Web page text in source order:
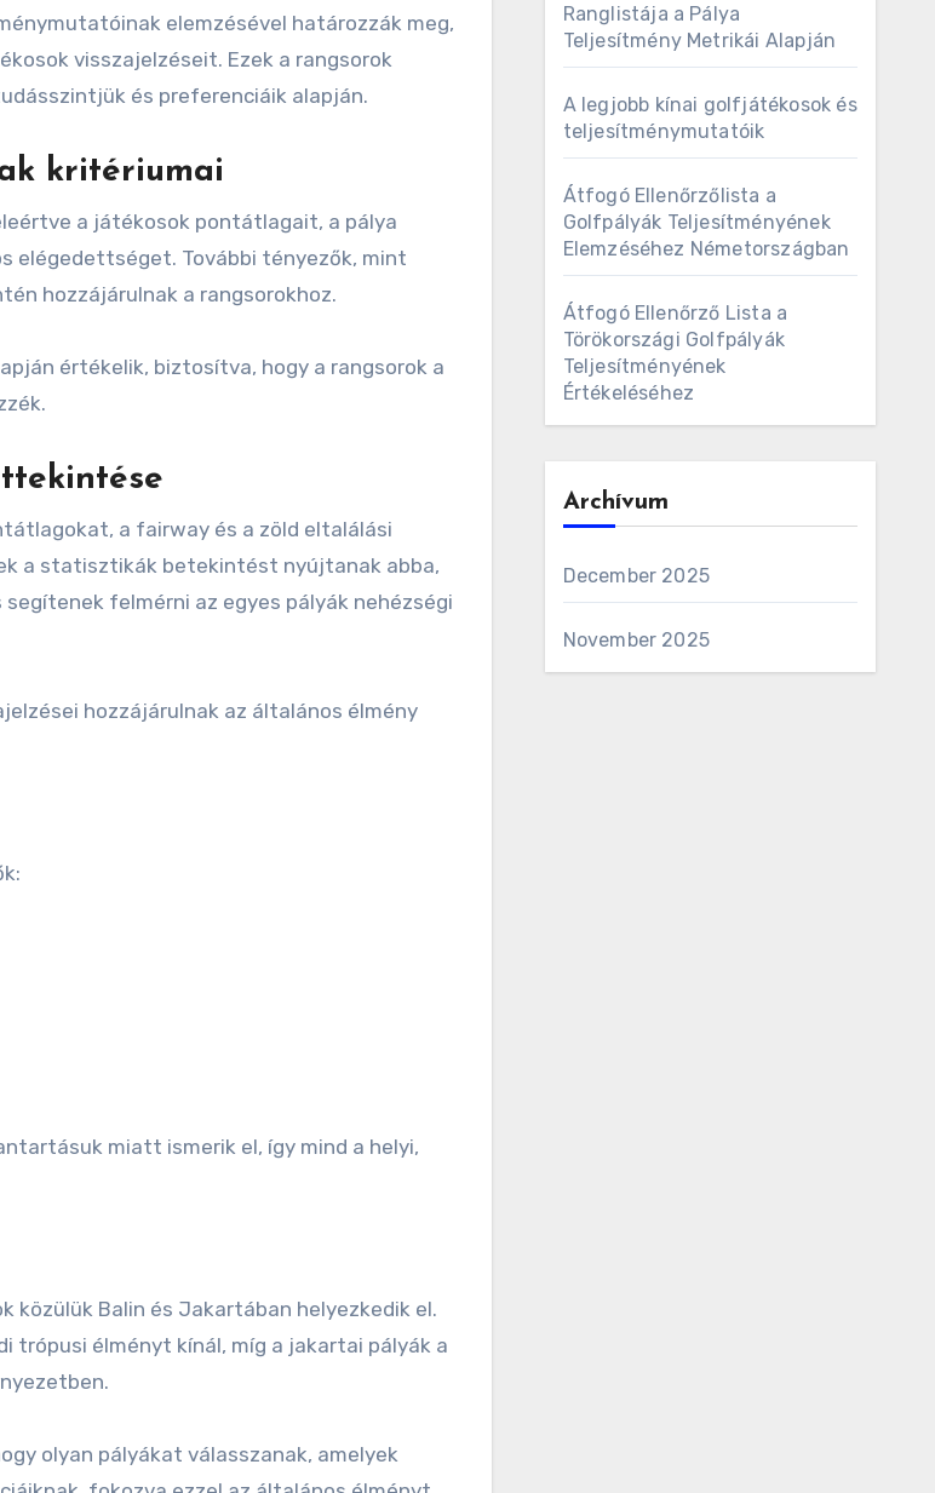
elemzésével határozzák meg,
visszajelzéseit. Ezek a rangsorok
és preferenciáik alapján.
kritériumai
a játékosok pontátlagait, a pálya
elégedettséget. További tényezők, mint
hozzájárulnak a rangsorokhoz.
értékelik, biztosítva, hogy a rangsorok a
a fairway és a zöld eltalálási
a statisztikák betekintést nyújtanak abba,
felmérni az egyes pályák nehézségi
hozzájárulnak az általános élmény
miatt ismerik el, így mind a helyi,
közülük Balin és Jakartában helyezkedik el.
trópusi élményt kínál, míg a jakartai pályák a
olyan pályákat válasszanak, amelyek
Ranglistája a Pálya
Teljesítmény Metrikái Alapján
A legjobb kínai golfjátékosok és
teljesítménymutatóik
Átfogó Ellenőrzőlista a
Golfpályák Teljesítményének
Elemzéséhez Németországban
Átfogó Ellenőrző Lista a
Törökországi Golfpályák
Teljesítményének
Értékeléséhez
Archívum
December 2025
November 2025